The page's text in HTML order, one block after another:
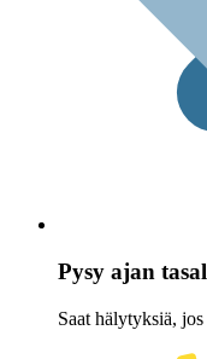
Pysy ajan
Saat hälytyksiä,